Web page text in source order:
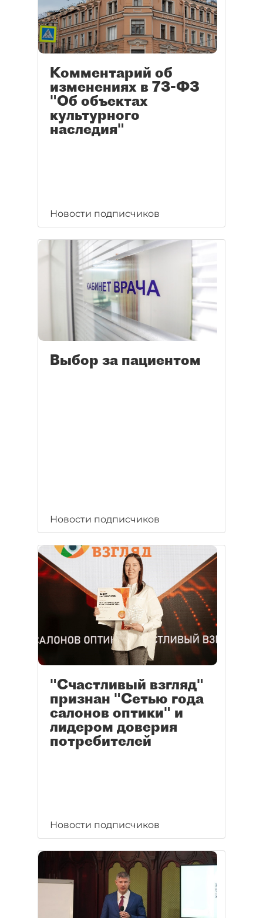
Комментарий об
изменениях в 73-ФЗ
"Об объектах
культурного
наследия"
Новости подписчиков
Выбор за пациентом
Новости подписчиков
"Счастливый взгляд"
признан "Сетью года
салонов оптики" и
лидером доверия
потребителей
Новости подписчиков